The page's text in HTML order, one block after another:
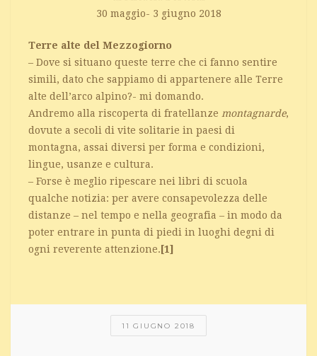
30 maggio- 3 giugno 2018
Terre alte del Mezzogiorno
– Dove si situano queste terre che ci fanno sentire
simili, dato che sappiamo di appartenere alle Terre
alte dell’arco alpino?- mi domando.
Andremo alla riscoperta di fratellanze montagnarde,
dovute a secoli di vite solitarie in paesi di
montagna, assai diversi per forma e condizioni,
lingue, usanze e cultura.
– Forse è meglio ripescare nei libri di scuola
qualche notizia: per avere consapevolezza delle
distanze – nel tempo e nella geografia – in modo da
poter entrare in punta di piedi in luoghi degni di
ogni reverente attenzione.[1]
11 GIUGNO 2018